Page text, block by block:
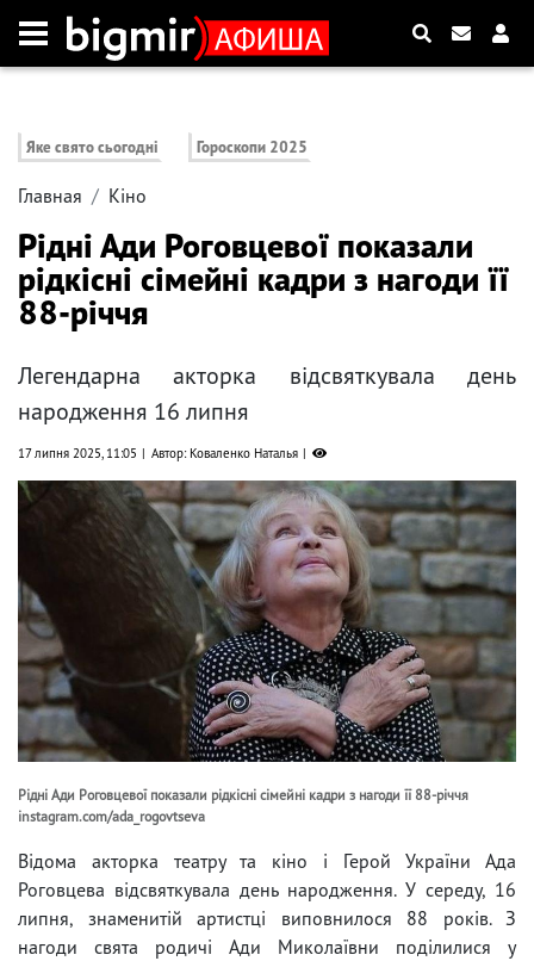
Яке свято сьогодні Гороскопи 2025
Главная Кіно
Рідні Ади Роговцевої показали
рідкісні сімейні кадри з нагоди її
88-річчя
Легендарна акторка відсвяткувала день
народження 16 липня
17 липня 2025, 11:05 Автор: Коваленко Наталья
Рідні Ади Роговцевої показали рідкісні сімейні кадри з нагоди її 88-річчя
instagram.com/ada_rogovtseva
Відома акторка театру та кіно і Герой України Ада
Роговцева відсвяткувала день народження. У середу, 16
липня, знаменитій артистці виповнилося 88 років. З
нагоди свята родичі Ади Миколаївни поділилися у